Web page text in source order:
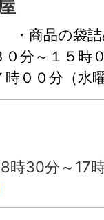
・商品の袋
分～１５時
００分（水
荷物の運搬
だく場合が
時30分～17